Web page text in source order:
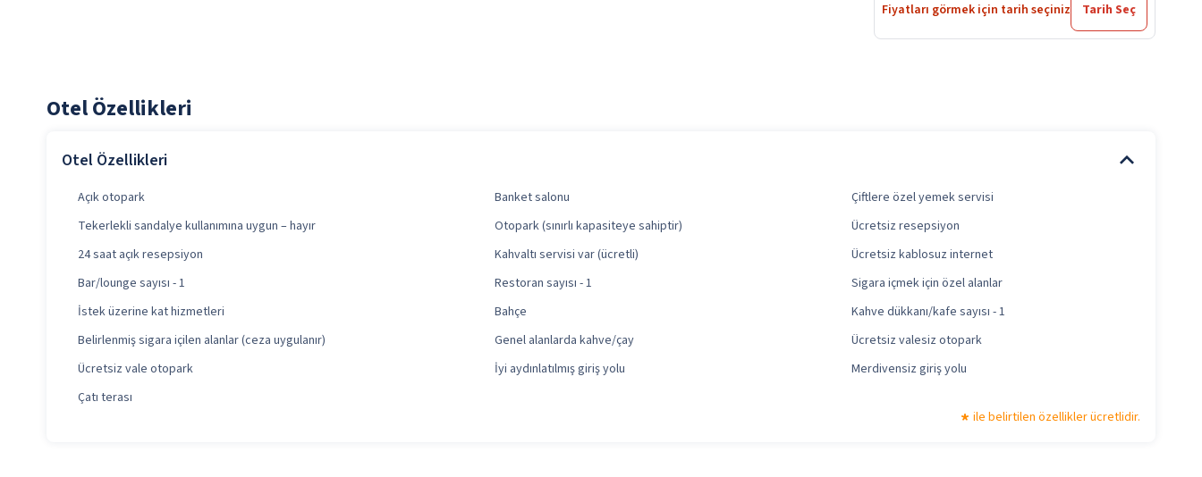
Fiyatları görmek için tarih seçiniz Tarih Seç
Otel Özellikleri
Otel Özellikleri
Açık otopark Banket salonu
Çiftlere özel yemek servisi
Tekerlekli sandalye kullanımına uygun – hayır
Otopark (sınırlı kapasiteye sahiptir)
Ücretsiz resepsiyon
24 saat açık resepsiyon
Kahvaltı servisi var (ücretli)
Ücretsiz kablosuz internet
Bar/lounge sayısı - 1
Restoran sayısı - 1
Sigara içmek için özel alanlar
İstek üzerine kat hizmetleri
Bahçe
Kahve dükkanı/kafe sayısı - 1
Belirlenmiş sigara içilen alanlar (ceza uygulanır)
Genel alanlarda kahve/çay
Ücretsiz valesiz otopark
Ücretsiz vale otopark
İyi aydınlatılmış giriş yolu
Merdivensiz giriş yolu
Çatı terası
ile belirtilen özellikler ücretlidir.